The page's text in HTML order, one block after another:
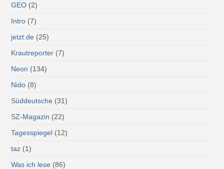
GEO (2)
Intro (7)
jetzt.de (25)
Krautreporter (7)
Neon (134)
Nido (8)
Süddeutsche (31)
SZ-Magazin (22)
Tagesspiegel (12)
taz (1)
Was ich lese (86)